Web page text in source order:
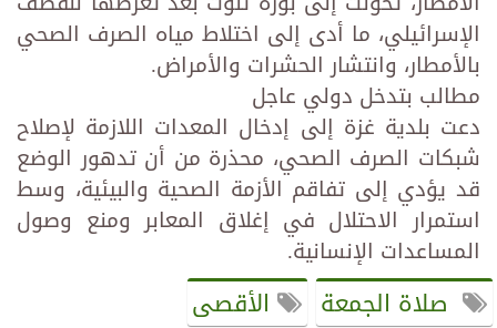
الإسرائيلي، ما أدى إلى اختلاط مياه الصرف الصحي
بالأمطار، وانتشار الحشرات والأمراض.
مطالب بتدخل دولي عاجل
دعت بلدية غزة إلى إدخال المعدات اللازمة لإصلاح
شبكات الصرف الصحي، محذرة من أن تدهور الوضع
قد يؤدي إلى تفاقم الأزمة الصحية والبيئية، وسط
استمرار الاحتلال في إغلاق المعابر ومنع وصول
المساعدات الإنسانية.
صلاة الجمعة
الأقصى